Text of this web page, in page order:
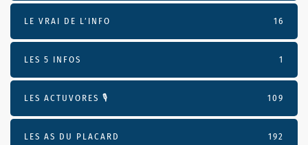
LE VRAI DE L’INFO 16
LES 5 INFOS 1
LES ACTUVORES 🎙 109
LES AS DU PLACARD 192